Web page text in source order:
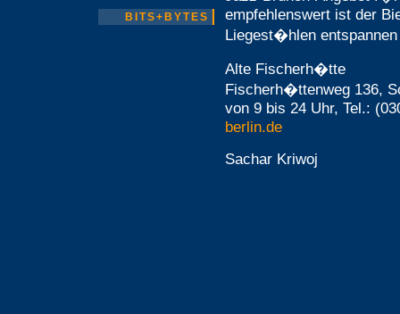
BITS+BYTES
empfehlenswert ist der
Liegest�hlen
Alte Fischerh�tte
Fischerh�ttenweg 136,
von 9 bis 24 Uhr, Tel.:
berlin.de
Sachar Kriwoj